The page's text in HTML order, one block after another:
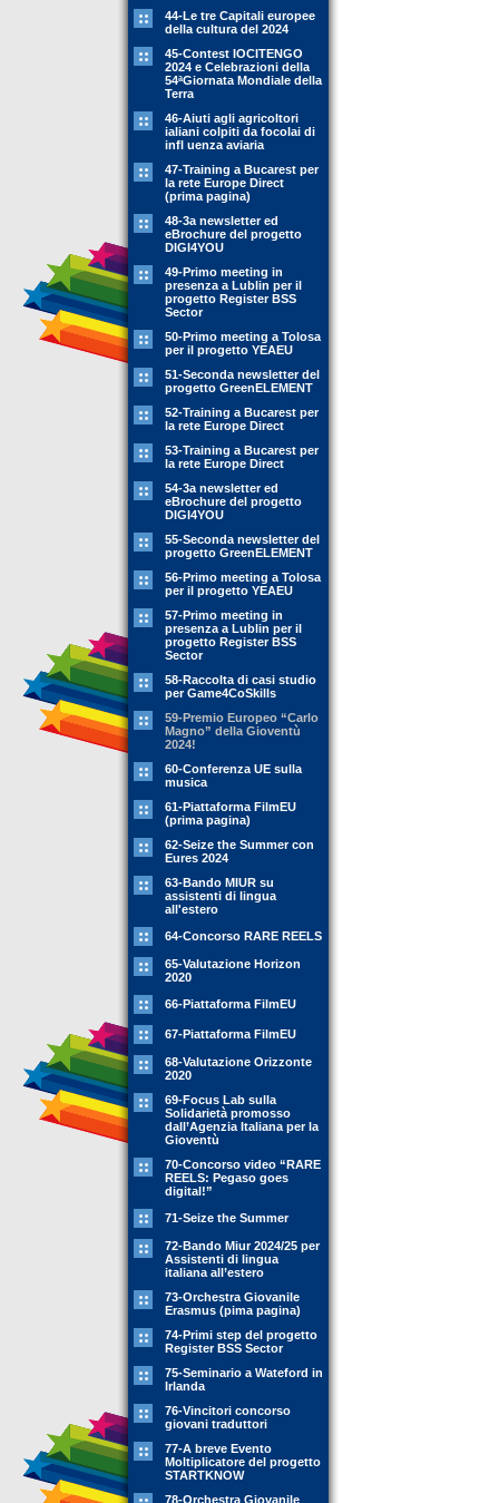
44-Le tre Capitali europee
della cultura del 2024
45-Contest IOCITENGO
2024 e Celebrazioni della
54ªGiornata Mondiale della
Terra
46-Aiuti agli agricoltori
ialiani colpiti da focolai di
infl uenza aviaria
47-Training a Bucarest per
la rete Europe Direct
(prima pagina)
48-3a newsletter ed
eBrochure del progetto
DIGI4YOU
49-Primo meeting in
presenza a Lublin per il
progetto Register BSS
Sector
50-Primo meeting a Tolosa
per il progetto YEAEU
51-Seconda newsletter del
progetto GreenELEMENT
52-Training a Bucarest per
la rete Europe Direct
53-Training a Bucarest per
la rete Europe Direct
54-3a newsletter ed
eBrochure del progetto
DIGI4YOU
55-Seconda newsletter del
progetto GreenELEMENT
56-Primo meeting a Tolosa
per il progetto YEAEU
57-Primo meeting in
presenza a Lublin per il
progetto Register BSS
Sector
58-Raccolta di casi studio
per Game4CoSkills
59-Premio Europeo “Carlo
Magno” della Gioventù
2024!
60-Conferenza UE sulla
musica
61-Piattaforma FilmEU
(prima pagina)
62-Seize the Summer con
Eures 2024
63-Bando MIUR su
assistenti di lingua
all'estero
64-Concorso RARE REELS
65-Valutazione Horizon
2020
66-Piattaforma FilmEU
67-Piattaforma FilmEU
68-Valutazione Orizzonte
2020
69-Focus Lab sulla
Solidarietà promosso
dall’Agenzia Italiana per la
Gioventù
70-Concorso video “RARE
REELS: Pegaso goes
digital!”
71-Seize the Summer
72-Bando Miur 2024/25 per
Assistenti di lingua
italiana all’estero
73-Orchestra Giovanile
Erasmus (pima pagina)
74-Primi step del progetto
Register BSS Sector
75-Seminario a Wateford in
Irlanda
76-Vincitori concorso
giovani traduttori
77-A breve Evento
Moltiplicatore del progetto
STARTKNOW
78-Orchestra Giovanile